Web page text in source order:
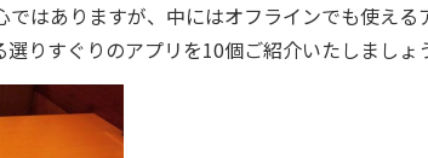
はありますが、中にはオフラインでも使える
りすぐりのアプリを10個ご紹介いたしましょ